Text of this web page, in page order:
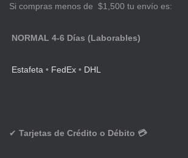
Si compras menos de $1,500 tu envío es:
NORMAL 4-6 Días (Laborables)
Estafeta • FedEx • DHL
✔ Tarjetas de Crédito o Débito 💳